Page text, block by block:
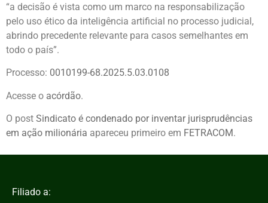
“a decisão é vista como um marco na responsabilização
pelo uso ético da inteligência artificial no processo judicial,
abrindo precedente relevante para casos semelhantes em
todo o país”.
Processo: 0010199-68.2025.5.03.0108
Acesse o acórdão.
O post Sindicato é condenado por inventar jurisprudências
em ação milionária apareceu primeiro em FETRACOM.
Filiado a: